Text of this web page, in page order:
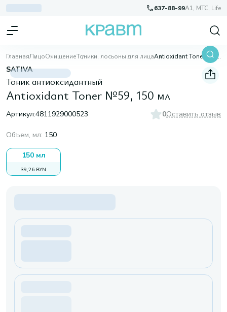
637-88-99A1, МТС, Life
ГлавнаяЛицоОчищениеТоники, лосьоны для лица Antioxidant Toner №59, 150 мл
SATIVA
Тоник антиоксидантный
Antioxidant Toner №59, 150 мл
Артикул:4811929000523 0Оставить отзыв
Объем, мл: 150
150 мл
39,26 BYN